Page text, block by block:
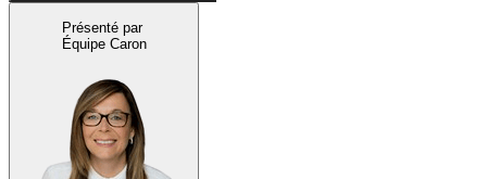
Présenté par
Équipe Caron